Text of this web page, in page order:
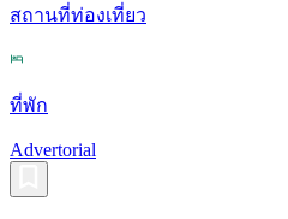
สถานที่ท่องเที่ยว
ที่พัก
Advertorial